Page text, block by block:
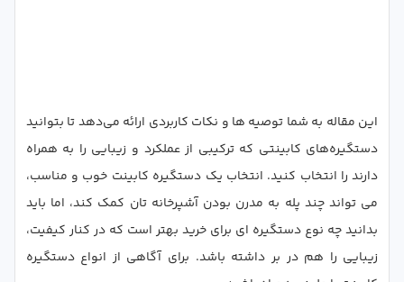
این مقاله به شما توصیه ‌ها و نکات کاربردی ارائه می‌دهد تا بتوانید
دستگیره‌های کابینتی که ترکیبی از عملکرد و زیبایی را به‌ همراه
دارند را انتخاب کنید. انتخاب یک دستگیره کابینت خوب و مناسب،
می تواند چند پله به مدرن بودن آشپرخانه تان کمک کند، اما باید
بدانید چه نوع دستگیره ای برای خرید بهتر است که در کنار کیفیت،
زیبایی را هم در بر داشته باشد. برای آگاهی از انواع دستگیره